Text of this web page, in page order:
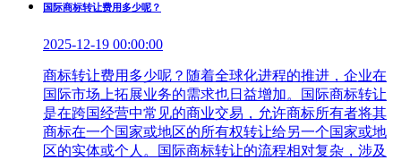
国际商标转让费用多少呢？
2025-12-19 00:00:00
商标转让费用多少呢？随着全球化进程的推进，企业在
国际市场上拓展业务的需求也日益增加。国际商标转让
是在跨国经营中常见的商业交易，允许商标所有者将其
商标在一个国家或地区的所有权转让给另一个国家或地
区的实体或个人。国际商标转让的流程相对复杂，涉及